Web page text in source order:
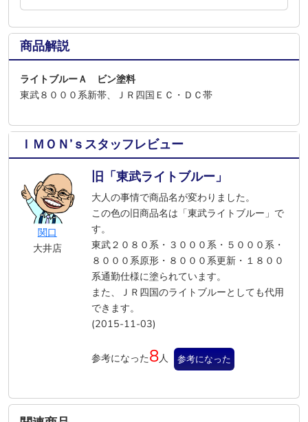
商品解説
ライトブルーＡ ビン塗料
東武８０００系新帯、ＪＲ四国ＥＣ・ＤＣ帯
ＩＭＯＮ’ｓスタッフレビュー
関口
大井店
旧「東武ライトブルー」
大人の事情で商品名が変わりました。
この色の旧商品名は「東武ライトブルー」で
す。
東武２０８０系・３０００系・５０００系・
８０００系原形・８０００系更新・１８００
系通勤仕様に塗られています。
また、ＪＲ四国のライトブルーとしても代用
できます。
(2015-11-03)
参考になった8人 参考になった